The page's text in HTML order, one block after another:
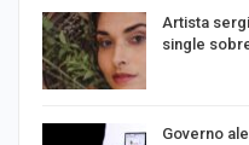
Artista
single
Governo